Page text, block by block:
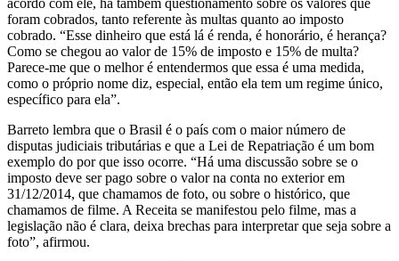
foram cobrados, tanto referente às multas quanto ao imposto
cobrado. “Esse dinheiro que está lá é renda, é honorário, é herança?
Como se chegou ao valor de 15% de imposto e 15% de multa?
Parece-me que o melhor é entendermos que essa é uma medida,
como o próprio nome diz, especial, então ela tem um regime único,
específico para ela”.
Barreto lembra que o Brasil é o país com o maior número de
disputas judiciais tributárias e que a Lei de Repatriação é um bom
exemplo do por que isso ocorre. “Há uma discussão sobre se o
imposto deve ser pago sobre o valor na conta no exterior em
31/12/2014, que chamamos de foto, ou sobre o histórico, que
chamamos de filme. A Receita se manifestou pelo filme, mas a
legislação não é clara, deixa brechas para interpretar que seja sobre a
foto”, afirmou.